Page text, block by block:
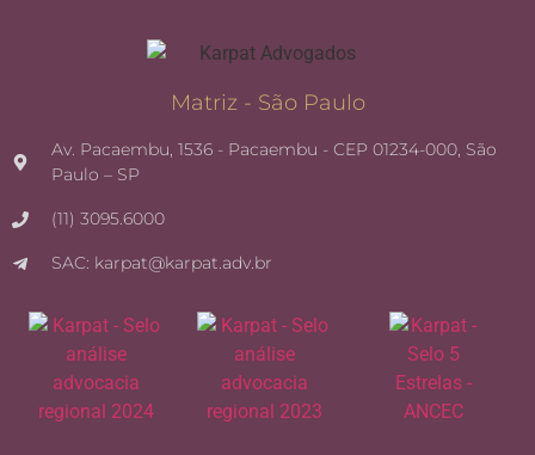
Matriz - São Paulo
Av. Pacaembu, 1536 - Pacaembu - CEP 01234-000, São
Paulo – SP
(11) 3095.6000
SAC: karpat@karpat.adv.br